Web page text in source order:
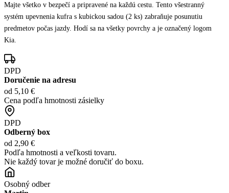
Majte všetko v bezpečí a pripravené na každú cestu. Tento všestranný
systém upevnenia kufra s kubickou sadou (2 ks) zabraňuje posunutiu
predmetov počas jazdy. Hodí sa na všetky povrchy a je označený logom
Kia.
DPD
Doručenie na adresu
od 5,10 €
Cena podľa hmotnosti zásielky
DPD
Odberný box
od 2,90 €
Podľa hmotnosti a veľkosti tovaru.
Nie každý tovar je možné doručiť do boxu.
Osobný odber